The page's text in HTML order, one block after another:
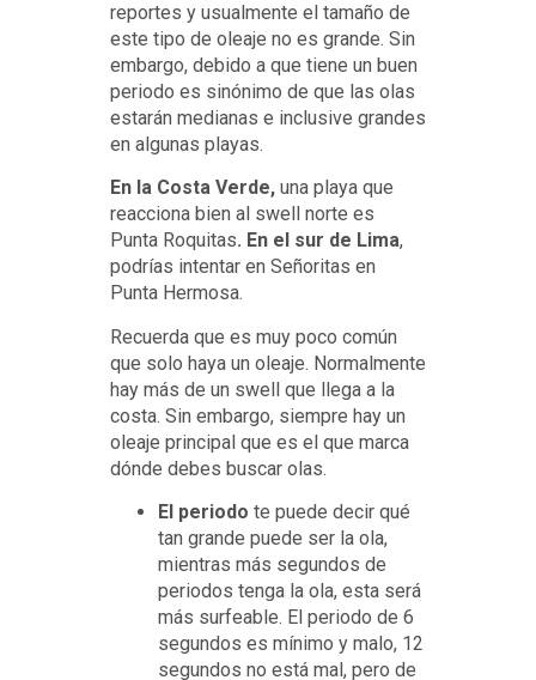
reportes y usualmente el tamaño de
este tipo de oleaje no es grande. Sin
embargo, debido a que tiene un buen
periodo es sinónimo de que las olas
estarán medianas e inclusive grandes
en algunas playas.
En la Costa Verde, una playa que
reacciona bien al swell norte es
Punta Roquitas. En el sur de Lima,
podrías intentar en Señoritas en
Punta Hermosa.
Recuerda que es muy poco común
que solo haya un oleaje. Normalmente
hay más de un swell que llega a la
costa. Sin embargo, siempre hay un
oleaje principal que es el que marca
dónde debes buscar olas.
El periodo te puede decir qué
tan grande puede ser la ola,
mientras más segundos de
periodos tenga la ola, esta será
más surfeable. El periodo de 6
segundos es mínimo y malo, 12
segundos no está mal, pero de